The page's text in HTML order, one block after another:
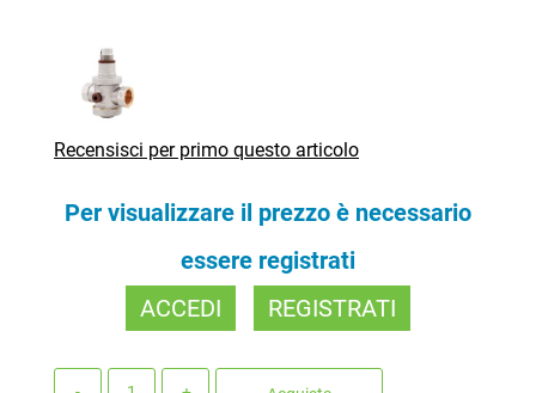
Recensisci per primo questo articolo
Per visualizzare il prezzo è necessario
essere registrati
ACCEDI
REGISTRATI